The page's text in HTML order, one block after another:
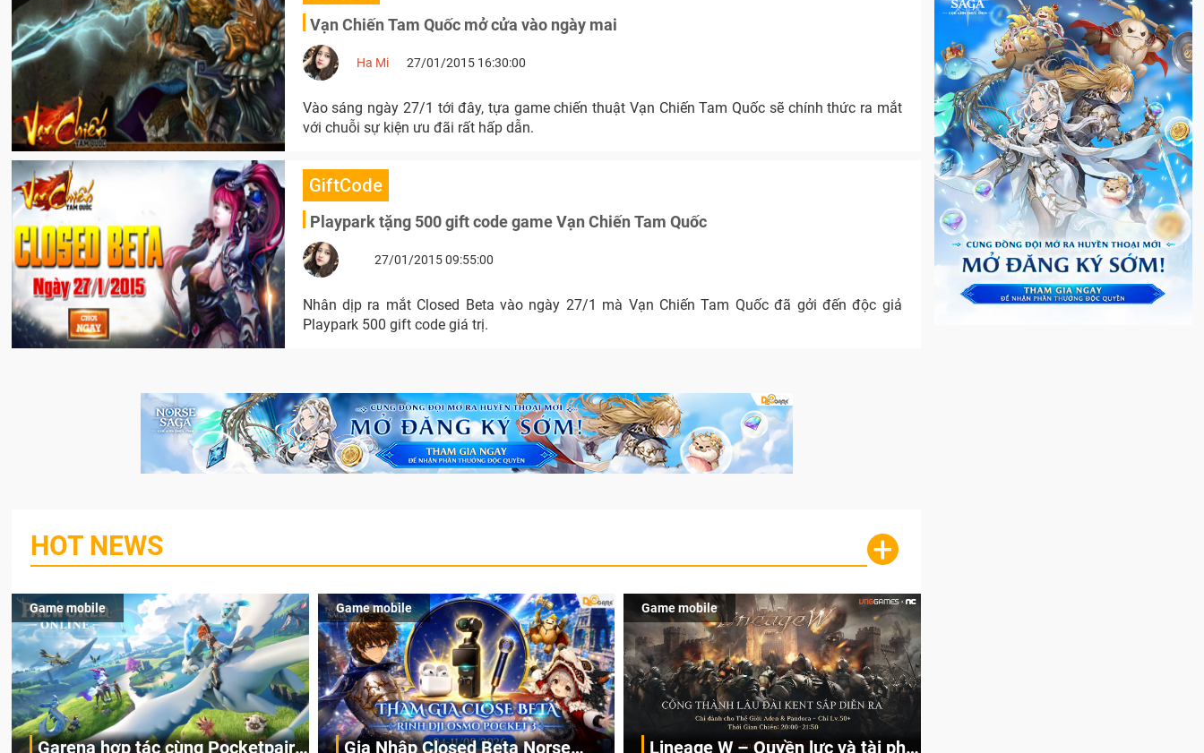
Vạn Chiến Tam Quốc mở cửa vào ngày mai
Ha Mi 27/01/2015 16:30:00
Vào sáng ngày 27/1 tới đây, tựa game chiến thuật Vạn Chiến Tam Quốc sẽ chính thức ra mắt
với chuỗi sự kiện ưu đãi rất hấp dẫn.
GiftCode
Playpark tặng 500 gift code game Vạn Chiến Tam Quốc
27/01/2015 09:55:00
Nhân dịp ra mắt Closed Beta vào ngày 27/1 mà Vạn Chiến Tam Quốc đã gởi đến độc giả
Playpark 500 gift code giá trị.
HOT NEWS +
Game mobile
Garena hợp tác cùng Pocketpair
Game mobile
Gia Nhập Closed Beta Norse
Game mobile
Lineage W – Quyền lực và tài phú